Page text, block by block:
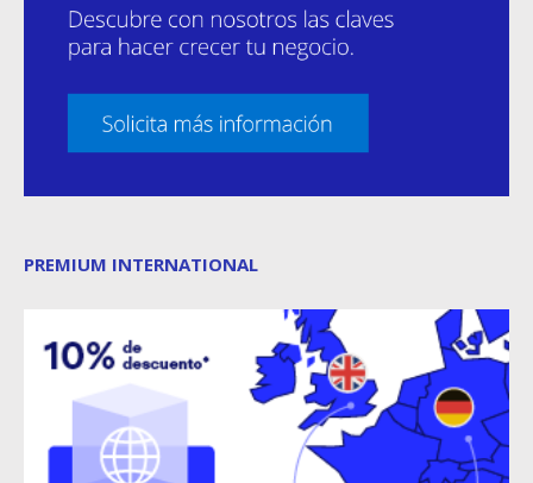
PREMIUM INTERNATIONAL